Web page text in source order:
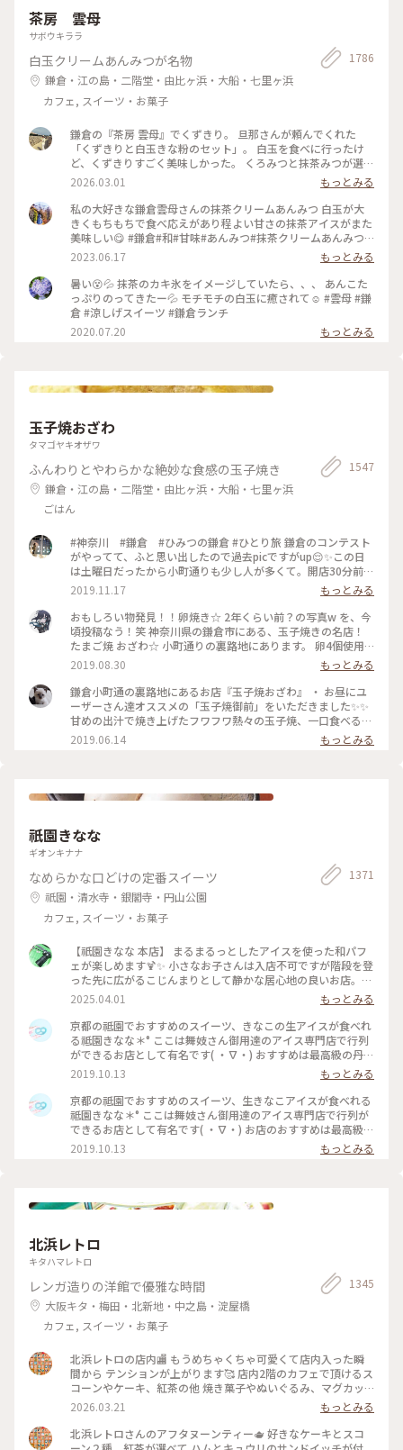
茶房 雲母
サボウキララ
白玉クリームあんみつが名物
鎌倉・江の島・二階堂・由比ヶ浜・大船・七里ヶ浜
カフェ, スイーツ・お菓子
1786
鎌倉の『茶房 雲母』でくずきり。 旦那さんが頼んでくれた
「くずきりと白玉きな粉のセット」。 白玉を食べに行ったけ
ど、くずきりすごく美味しかった。 くろみつと抹茶みつが選べ
ます。 1時間待ちを想定して行ったら、30分も待たずに入れ
た。 梅の見える特等席。 けど、席についてから出てくるまで
30分弱かかったので、だいたい1時間。 1時間くらいなら、並
んでも食べたいクオリティ。 #神奈川#鎌倉#茶房雲母#白玉#お
もちずき#Ayuのおやつ#はじめての鎌倉
2026.03.01
もっとみる
私の大好きな鎌倉雲母さんの抹茶クリームあんみつ 白玉が大
きくもちもちで食べ応えがあり程よい甘さの抹茶アイスがまた
美味しい😋 #鎌倉#和#甘味#あんみつ#抹茶クリームあんみつ#
雲母
2023.06.17
もっとみる
暑い😵💦 抹茶のカキ氷をイメージしていたら、、、 あんこた
っぷりのってきたー💦 モチモチの白玉に癒されて☺️ #雲母 #鎌
倉 #涼しげスイーツ #鎌倉ランチ
2020.07.20
もっとみる
玉子焼おざわ
タマゴヤキオザワ
ふんわりとやわらかな絶妙な食感の玉子焼き
鎌倉・江の島・二階堂・由比ヶ浜・大船・七里ヶ浜
ごはん
1547
#神奈川 #鎌倉 #ひみつの鎌倉 #ひとり旅 鎌倉のコンテスト
がやってて、ふと思い出したので過去picですがup😌✨この日
は土曜日だったから小町通りも少し人が多くて。開店30分前に
並び始めて、既に前に10人ほどいましたよ〜。運良く1巡目で
入れたので、玉子焼きを注文😎なんともいえない甘さと出汁の
お味と、、、とりあえず美味😂笑！また機会があれば行きたい
なあ。
2019.11.17
もっとみる
おもしろい物発見！！卵焼き☆ 2年くらい前？の写真w を、今
頃投稿なう！笑 神奈川県の鎌倉市にある、玉子焼きの名店！
たまご焼 おざわ☆ 小町通りの裏路地にあります。 卵4個使用
で、砂糖醤油の風味の後に、出汁の風味と旨みが来る感じでし
た！ 口当たりは柔らでした！ 記憶でわ… 開店の11時半前に行
ったのに、長者の列で30分以上待った記憶が… 懐かし～ ま
た、食べに行きたいな～ #神奈川 #鎌倉 #玉子焼き #おざわ #御
膳 #名店 #小町通り #裏 #過去
2019.08.30
もっとみる
鎌倉小町通の裏路地にあるお店『玉子焼おざわ』 ・ お昼にユ
ーザーさん達オススメの「玉子焼御前」をいただきました✨✨
甘めの出汁で焼き上げたフワフワ熱々の玉子焼、一口食べると
旨味がジュワーッと広がります😆 この味は絶対家で再現でき
ない美味しさです🌟 ・ ちなみに、ご飯の上の昆布もいいお
倉 #小町通り
2019.06.14 もっとみる
祇園きなな
ギオンキナナ
なめらかな口どけの定番スイーツ
祇園・清水寺・銀閣寺・円山公園
カフェ, スイーツ・お菓子
1371
【祇園きなな 本店】 まるまるっとしたアイスを使った和パフ
ェが楽しめます🍹✨ 小さなお子さんは入店不可ですが階段を登
った先に広がるこじんまりとして静かな居心地の良いお店。
パフェはきなこや抹茶、黒ゴマなどを使った和なものからティ
ラミスの入ったイタリアン風、ベリーを使ったものなど様々。
アイスの食べ比べやふわふわのかき氷、焼き菓子、クロックム
ッシュのようなフードメニューもあります。 こちらもアニメ・
名探偵コナンで取り上げられました✨ #京都グルメ #京都 #祇
園 #本店 #人気店 #聖地巡礼 #パフェ #きなこ #黒ゴマ #アイス
クリーム #かき氷 #フォトジェニック #名探偵コナン
2025.04.01
もっとみる
京都の祗園でおすすめのスイーツ、きなこの生アイスが食べれ
る祗園きなな＊° ここは舞妓さん御用達のアイス専門店で行列
ができるお店として有名です( ・∇・) おすすめは最高級の丹波
黒豆を使用したきなこの生アイス『できたてきなな』。(600円
ほうじ茶付)なんと添加物、保存料、卵を一切使ってません。
濃厚なのに甘すぎず、口どけが最高で本当においしかったので
京都にきたらまた立ち寄りたいお店の1つになりました♡ #京
都#おすすめ#スイーツ#アイス#秋の味覚ゴーラー隊#きなこ
2019.10.13
もっとみる
京都の祗園でおすすめのスイーツ、生きなこアイスが食べれる
祗園きなな＊° ここは舞妓さん御用達のアイス専門店で行列が
できるお店として有名です( ・∇・) お店のおすすめは最高級の
丹波黒豆を使用したきなこの生アイス『できたてきなな』。
(600円ほうじ茶付)なんと添加物、保存料、卵を一切使ってま
♡ #京都#おすすめ#スイーツ#アイス#秋の味覚ゴーラー隊#き
2019.10.13 もっとみる
北浜レトロ
キタハマレトロ
レンガ造りの洋館で優雅な時間
大阪キタ・梅田・北新地・中之島・淀屋橋
カフェ, スイーツ・お菓子
1345
北浜レトロの店内🏬 もうめちゃくちゃ可愛くて店内入った瞬
間から テンションが上がります🥰 店内2階のカフェで頂けるス
コーンやケーキ、紅茶の他 焼き菓子やぬいぐるみ、マグカッ
プやプレゼント用の 詰め合わせなど購入することが出来ます✨
店内はシックなアンティーク家具にミントグリーンが 映えて
素敵な空間です〜！
2026.03.21
もっとみる
北浜レトロさんのアフタヌーンティー🫖 好きなケーキとスコ